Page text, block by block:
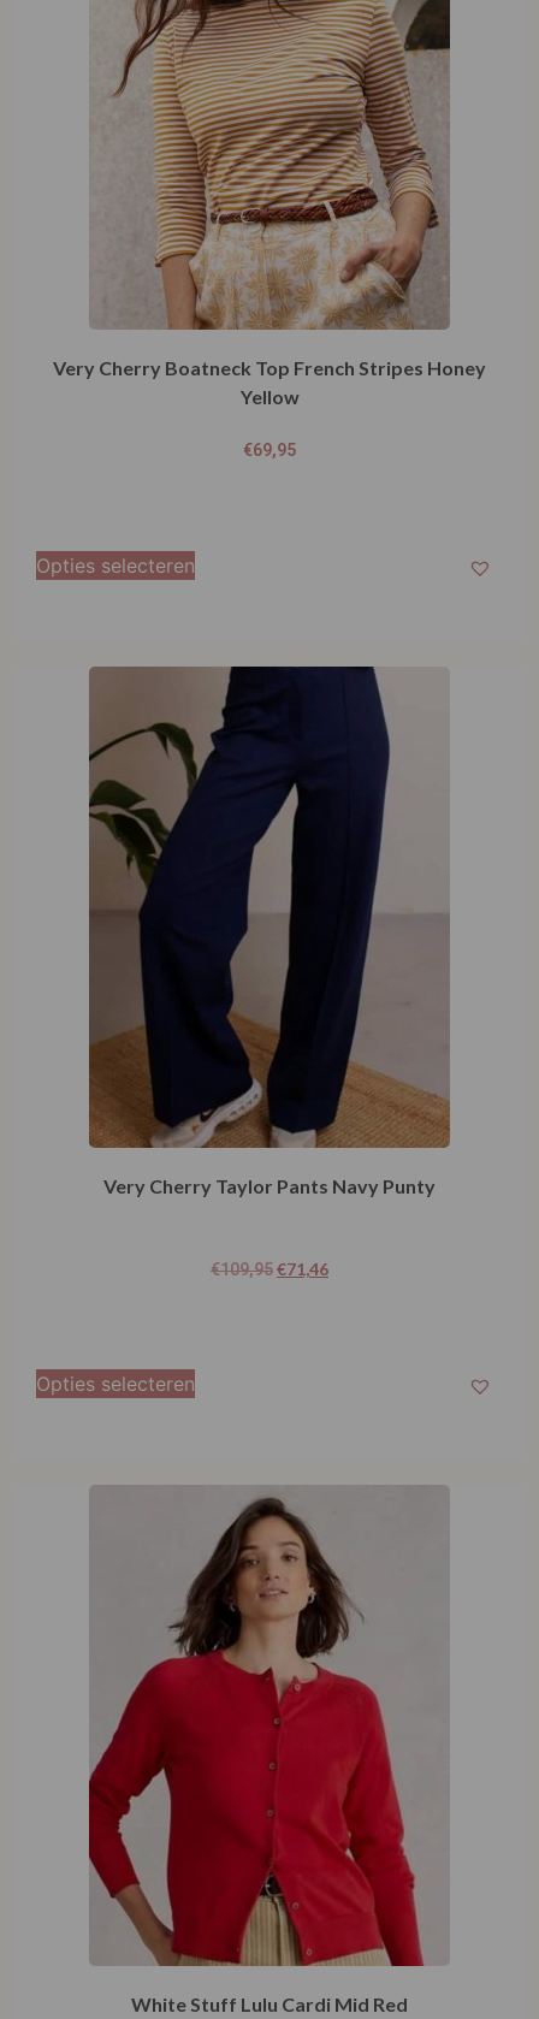
Very Cherry Boatneck Top French Stripes Honey
Yellow
€69,95
Opties selecteren
Very Cherry Taylor Pants Navy Punty
€109,95€71,46
Opties selecteren
White Stuff Lulu Cardi Mid Red